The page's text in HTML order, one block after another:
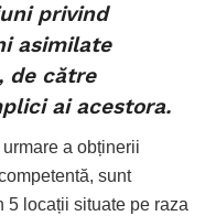
privind
asimilate
de către
ai acestora.
a obținerii
sunt
5 locații situate pe raza